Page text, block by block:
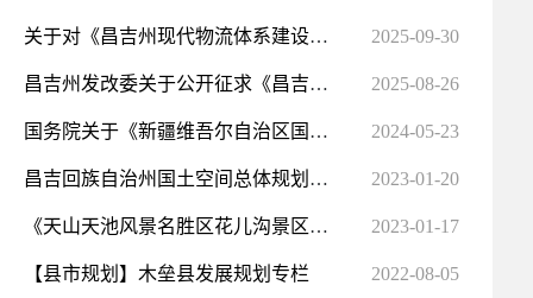
关于对《昌吉州现代物流体系建设规划（2025-2030年）（征求意见稿）》公开征集意见结果反馈 2025-09-30
昌吉州发改委关于公开征求《昌吉州现代物流体系建设规划（2025-2030年）（征求意见稿）》意见的公告 2025-08-26
国务院关于《新疆维吾尔自治区国土空间规划（2021—2035年）》的批复 2024-05-23
昌吉回族自治州国土空间总体规划（2021-2035年） 2023-01-20
《天山天池风景名胜区花儿沟景区详细规划（2022-2035年）》（草案）公示 2023-01-17
【县市规划】木垒县发展规划专栏 2022-08-05